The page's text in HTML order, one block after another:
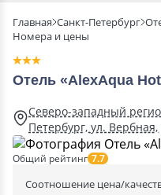
Главная Санкт-Петербург
Номера и цены
Отель «AlexAqua
Северо-западный
Петербург, ул.
Общий рейтинг 7.7
Соотношение цена/